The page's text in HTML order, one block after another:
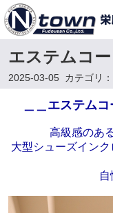
エステムコ
2025-03-05 カテゴリ：
＿＿エステム
高級感のあ
大型シューズイン